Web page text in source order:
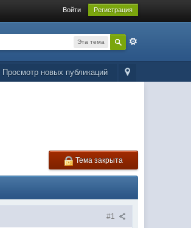
Войти Регистрация
Эта тема
Просмотр новых публикаций
Тема закрыта
#1